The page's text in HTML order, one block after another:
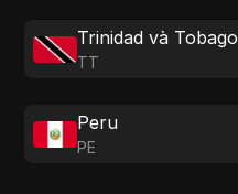
Trinidad và Tobago
TT
Peru
PE